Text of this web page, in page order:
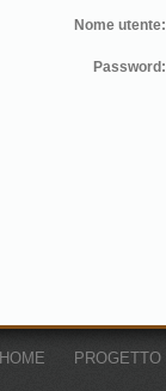
Nome utente:
Password:
HOME PROGETTO